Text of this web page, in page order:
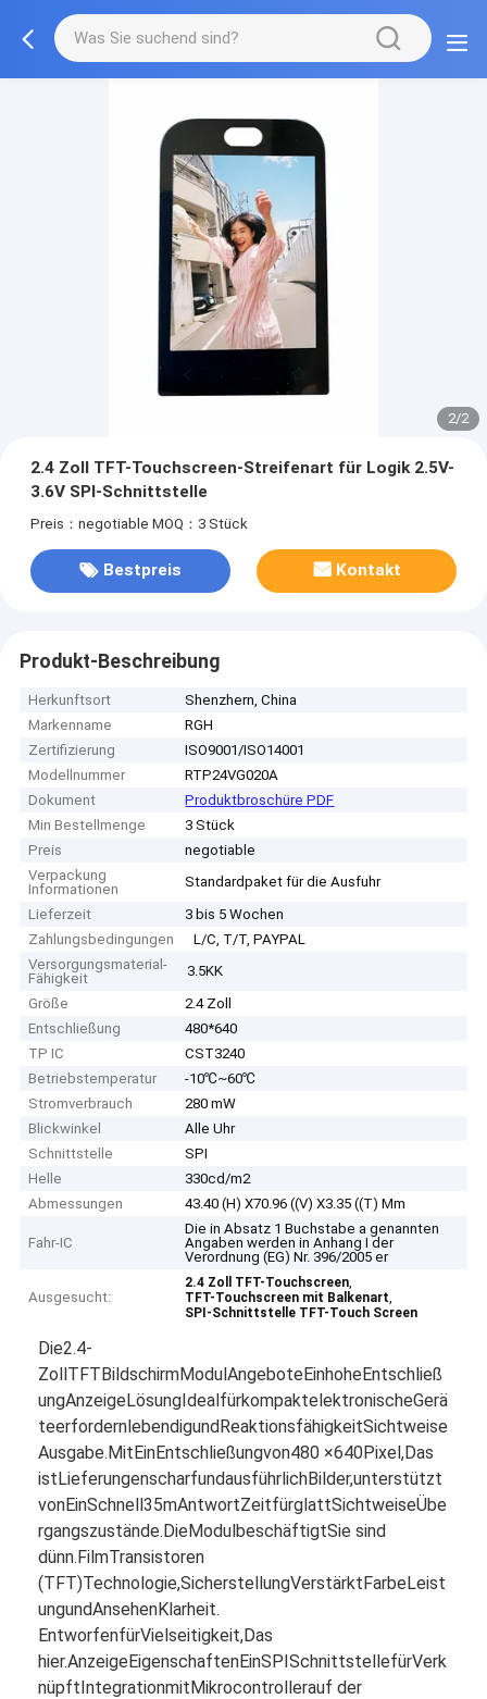
2/2
2.4 Zoll TFT-Touchscreen-Streifenart für Logik 2.5V-
3.6V SPI-Schnittstelle
Preis：negotiable MOQ：3 Stück
Bestpreis Kontakt
Produkt-Beschreibung
Herkunftsort
Shenzhern, China
Markenname
RGH
Zertifizierung
ISO9001/ISO14001
Modellnummer
RTP24VG020A
Dokument
Produktbroschüre PDF
Min Bestellmenge
3 Stück
Preis
negotiable
Verpackung
Informationen
Standardpaket für die Ausfuhr
Lieferzeit
3 bis 5 Wochen
Zahlungsbedingungen
L/C, T/T, PAYPAL
Versorgungsmaterial-
Fähigkeit
3.5KK
Größe
2.4 Zoll
Entschließung
480*640
TP IC
CST3240
Betriebstemperatur
-10℃~60℃
Stromverbrauch
280 mW
Blickwinkel
Alle Uhr
Schnittstelle
SPI
Helle
330cd/m2
Abmessungen
43.40 (H) X70.96 ((V) X3.35 ((T) Mm
Fahr-IC
Die in Absatz 1 Buchstabe a genannten
Angaben werden in Anhang I der
Verordnung (EG) Nr. 396/2005 er
Ausgesucht:
2.4 Zoll TFT-Touchscreen,
TFT-Touchscreen mit Balkenart,
SPI-Schnittstelle TFT-Touch Screen
Die2.4-
ZollTFTBildschirmModulAngeboteEinhoheEntschließ
ungAnzeigeLösungIdealfürkompaktelektronischeGerä
teerfordernlebendigundReaktionsfähigkeitSichtweise
Ausgabe.MitEinEntschließungvon480 ×640Pixel,Das
istLieferungenscharfundausführlichBilder,unterstützt
vonEinSchnell35mAntwortZeitfürglattSichtweiseÜbe
rgangszustände.DieModulbeschäftigtSie sind
dünn.FilmTransistoren
(TFT)Technologie,SicherstellungVerstärktFarbeLeist
ungundAnsehenKlarheit.
EntworfenfürVielseitigkeit,Das
hier.AnzeigeEigenschaftenEinSPISchnittstellefürVerk
nüpftIntegrationmitMikrocontrollerauf der